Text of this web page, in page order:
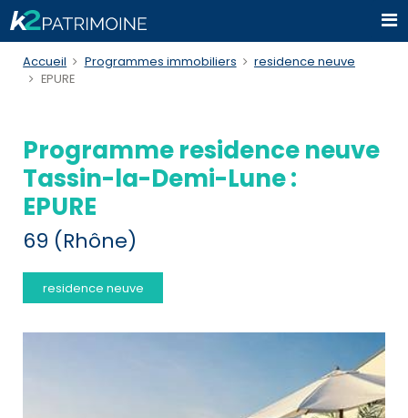
Accueil Programmes immobiliers
residence neuve
EPURE
Programme residence neuve
Tassin-la-Demi-Lune :
EPURE
69 (Rhône)
residence neuve